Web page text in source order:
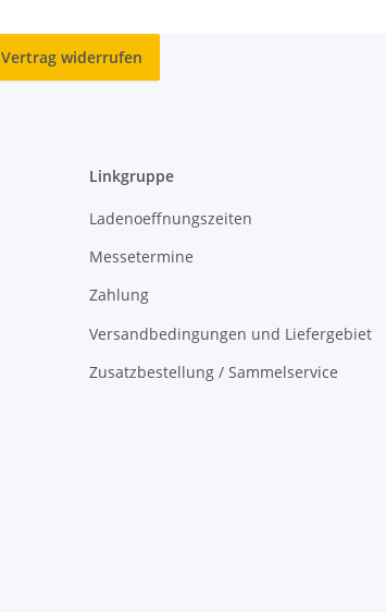
Vertrag widerrufen
Linkgruppe
Ladenoeffnungszeiten
Messetermine
Zahlung
Versandbedingungen und Liefergebiet
Zusatzbestellung / Sammelservice